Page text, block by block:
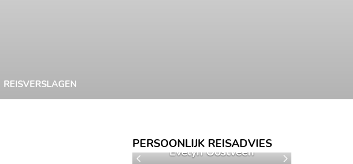
REISVERSLAGEN
PERSOONLIJK REISADVIES
Evelyn Oostveen
Vorige Volgende